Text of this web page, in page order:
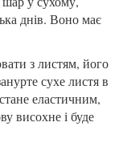
днів. Воно має
з листям, його
сухе листя в
еластичним,
висохне і буде